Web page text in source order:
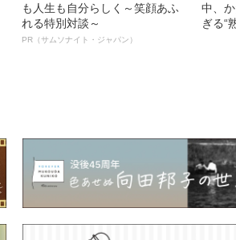
も人生も自分らしく～笑顔あふ
れる特別対談～
PR（サムソナイト・ジャパン）
中、
ぎる“